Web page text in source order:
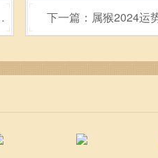
下一篇：属猴2024运